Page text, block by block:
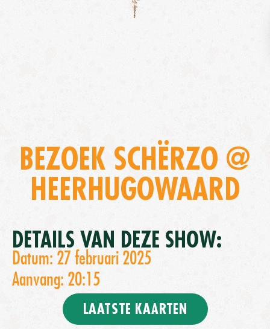
BEZOEK SCHËRZO @
HEERHUGOWAARD
DETAILS VAN DEZE SHOW:
Datum: 27 februari 2025
Aanvang: 20:15
LAATSTE KAARTEN